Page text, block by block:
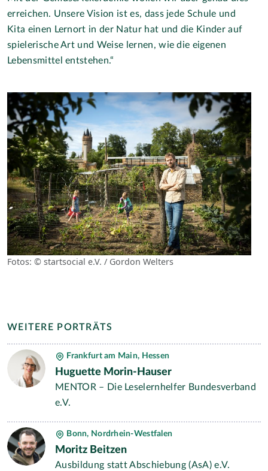
erreichen. Unsere Vision ist es, dass jede Schule und
Kita einen Lernort in der Natur hat und die Kinder auf
spielerische Art und Weise lernen, wie die eigenen
Lebensmittel entstehen.“
Fotos: © startsocial e.V. / Gordon Welters
WEITERE PORTRÄTS
Frankfurt am Main, Hessen
Huguette Morin-Hauser
MENTOR – Die Leselernhelfer Bundesverband
e.V.
Bonn, Nordrhein-Westfalen
Moritz Beitzen
Ausbildung statt Abschiebung (AsA) e.V.